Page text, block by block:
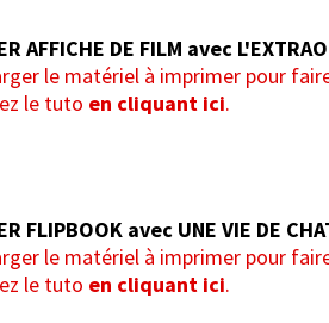
AFFICHE DE FILM avec
le matériel à imprimer pour
le tuto en cliquant ici.
FLIPBOOK avec UNE VIE DE
le matériel à imprimer pour
le tuto en cliquant ici.